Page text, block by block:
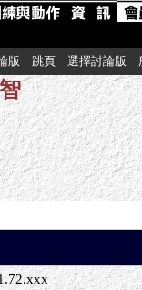
版 跳頁 選擇討論版